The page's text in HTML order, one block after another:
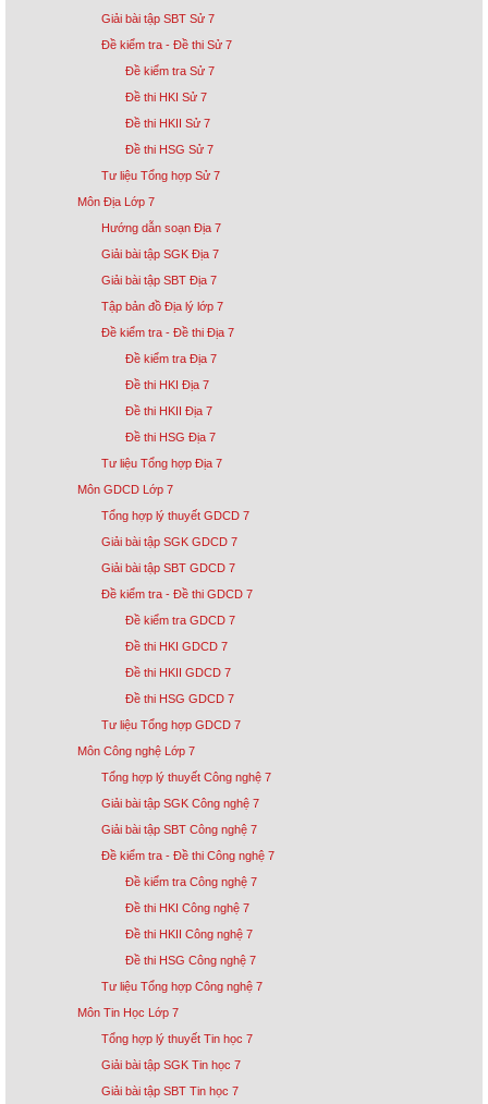
Giải bài tập SBT Sử 7
Đề kiểm tra - Đề thi Sử 7
Đề kiểm tra Sử 7
Đề thi HKI Sử 7
Đề thi HKII Sử 7
Đề thi HSG Sử 7
Tư liệu Tổng hợp Sử 7
Môn Địa Lớp 7
Hướng dẫn soạn Địa 7
Giải bài tập SGK Địa 7
Giải bài tập SBT Địa 7
Tập bản đồ Địa lý lớp 7
Đề kiểm tra - Đề thi Địa 7
Đề kiểm tra Địa 7
Đề thi HKI Địa 7
Đề thi HKII Địa 7
Đề thi HSG Địa 7
Tư liệu Tổng hợp Địa 7
Môn GDCD Lớp 7
Tổng hợp lý thuyết GDCD 7
Giải bài tập SGK GDCD 7
Giải bài tập SBT GDCD 7
Đề kiểm tra - Đề thi GDCD 7
Đề kiểm tra GDCD 7
Đề thi HKI GDCD 7
Đề thi HKII GDCD 7
Đề thi HSG GDCD 7
Tư liệu Tổng hợp GDCD 7
Môn Công nghệ Lớp 7
Tổng hợp lý thuyết Công nghệ 7
Giải bài tập SGK Công nghệ 7
Giải bài tập SBT Công nghệ 7
Đề kiểm tra - Đề thi Công nghệ 7
Đề kiểm tra Công nghệ 7
Đề thi HKI Công nghệ 7
Đề thi HKII Công nghệ 7
Đề thi HSG Công nghệ 7
Tư liệu Tổng hợp Công nghệ 7
Môn Tin Học Lớp 7
Tổng hợp lý thuyết Tin học 7
Giải bài tập SGK Tin học 7
Giải bài tập SBT Tin học 7